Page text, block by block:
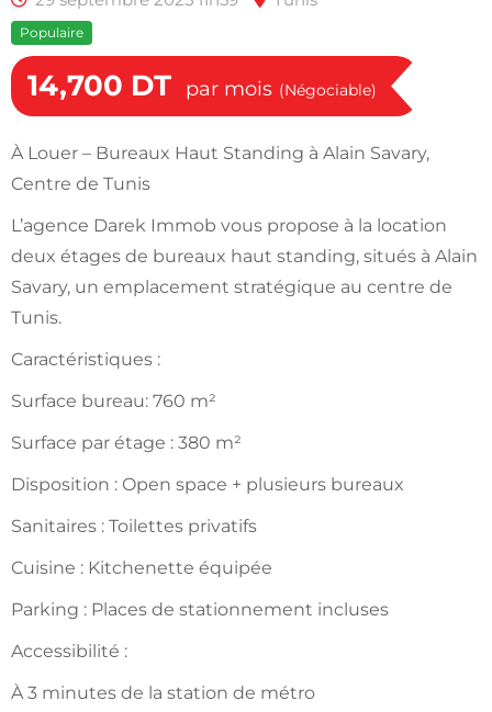
Populaire
14,700 DT par mois (Négociable)
À Louer – Bureaux Haut Standing à Alain Savary,
Centre de Tunis
L’agence Darek Immob vous propose à la location
deux étages de bureaux haut standing, situés à Alain
Savary, un emplacement stratégique au centre de
Tunis.
Caractéristiques :
Surface bureau: 760 m²
Surface par étage : 380 m²
Disposition : Open space + plusieurs bureaux
Sanitaires : Toilettes privatifs
Cuisine : Kitchenette équipée
Parking : Places de stationnement incluses
Accessibilité :
À 3 minutes de la station de métro